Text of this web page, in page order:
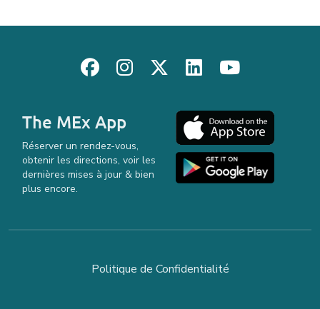
The MEx App
Réserver un rendez-vous,
obtenir les directions, voir les
dernières mises à jour & bien
plus encore.
Politique de Confidentialité